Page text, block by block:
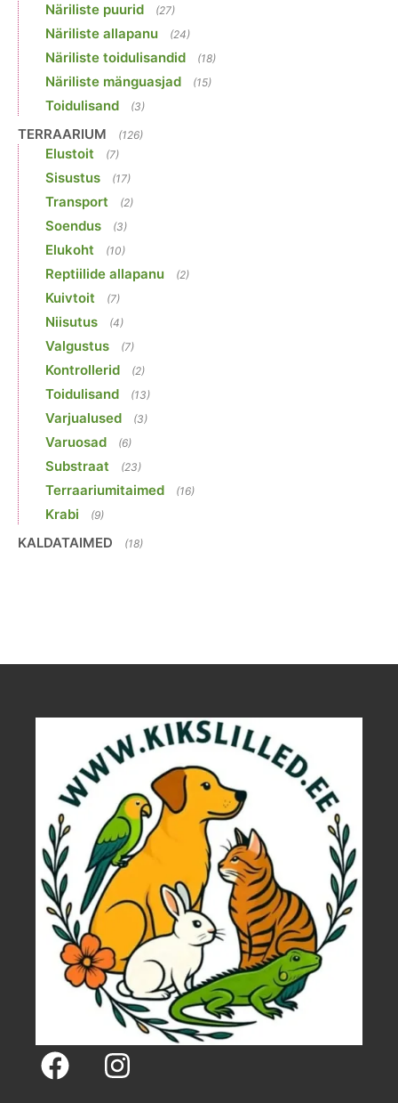
Näriliste puurid (27)
Näriliste allapanu (24)
Näriliste toidulisandid (18)
Näriliste mänguasjad (15)
Toidulisand (3)
TERRAARIUM (126)
Elustoit (7)
Sisustus (17)
Transport (2)
Soendus (3)
Elukoht (10)
Reptiilide allapanu (2)
Kuivtoit (7)
Niisutus (4)
Valgustus (7)
Kontrollerid (2)
Toidulisand (13)
Varjualused (3)
Varuosad (6)
Substraat (23)
Terraariumitaimed (16)
Krabi (9)
KALDATAIMED (18)